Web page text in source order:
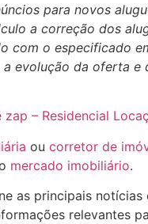
para novos
a correção dos
com o especificado
evolução da oferta e
zap – Residencial
ou corretor de
mercado imobiliário.
as principais notícias
relevantes